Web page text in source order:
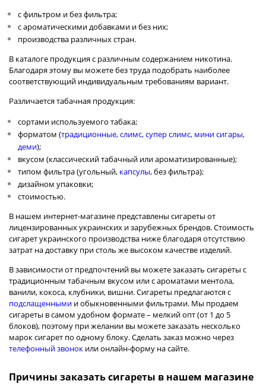
с фильтром и без фильтра;
с ароматическими добавками и без них;
производства различных стран.
В каталоге продукция с различным содержанием никотина.
Благодаря этому вы можете без труда подобрать наиболее
соответствующий индивидуальным требованиям вариант.
Различается табачная продукция:
сортами используемого табака;
форматом (традиционные,слимс,супер слимс, мини сигары,
деми);
вкусом (классический табачный или ароматизированные);
типом фильтра (угольный, капсулы, без фильтра);
дизайном упаковки;
стоимостью.
В нашем интернет-магазине представлены сигареты от
лицензированных украинских и зарубежных брендов. Стоимость
сигаретукраинского производства ниже благодаря отсутствию
затрат на доставку при столь же высоком качестве изделий.
В зависимости от предпочтений вы можете заказать сигареты с
традиционным табачным вкусом или с ароматами ментола,
ванили, кокоса, клубники, вишни. Сигареты предлагаются с
подслащенными и обыкновенными фильтрами. Мы продаем
сигареты в самом удобном формате – мелкий опт (от 1 до 5
блоков), поэтому при желании вы можете заказать несколько
марок сигарет по одному блоку. Сделать заказ можно через
телефонный звонок или онлайн-форму на сайте.
Причины заказать сигареты в нашем магазине